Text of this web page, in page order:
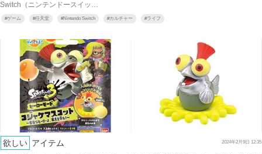
Switch（ニンテンドースイッ…
#ゲーム #任天堂 #Nintendo Switch #カルチャー #ライフ
欲しい アイテム 2024年2月9日 12:35